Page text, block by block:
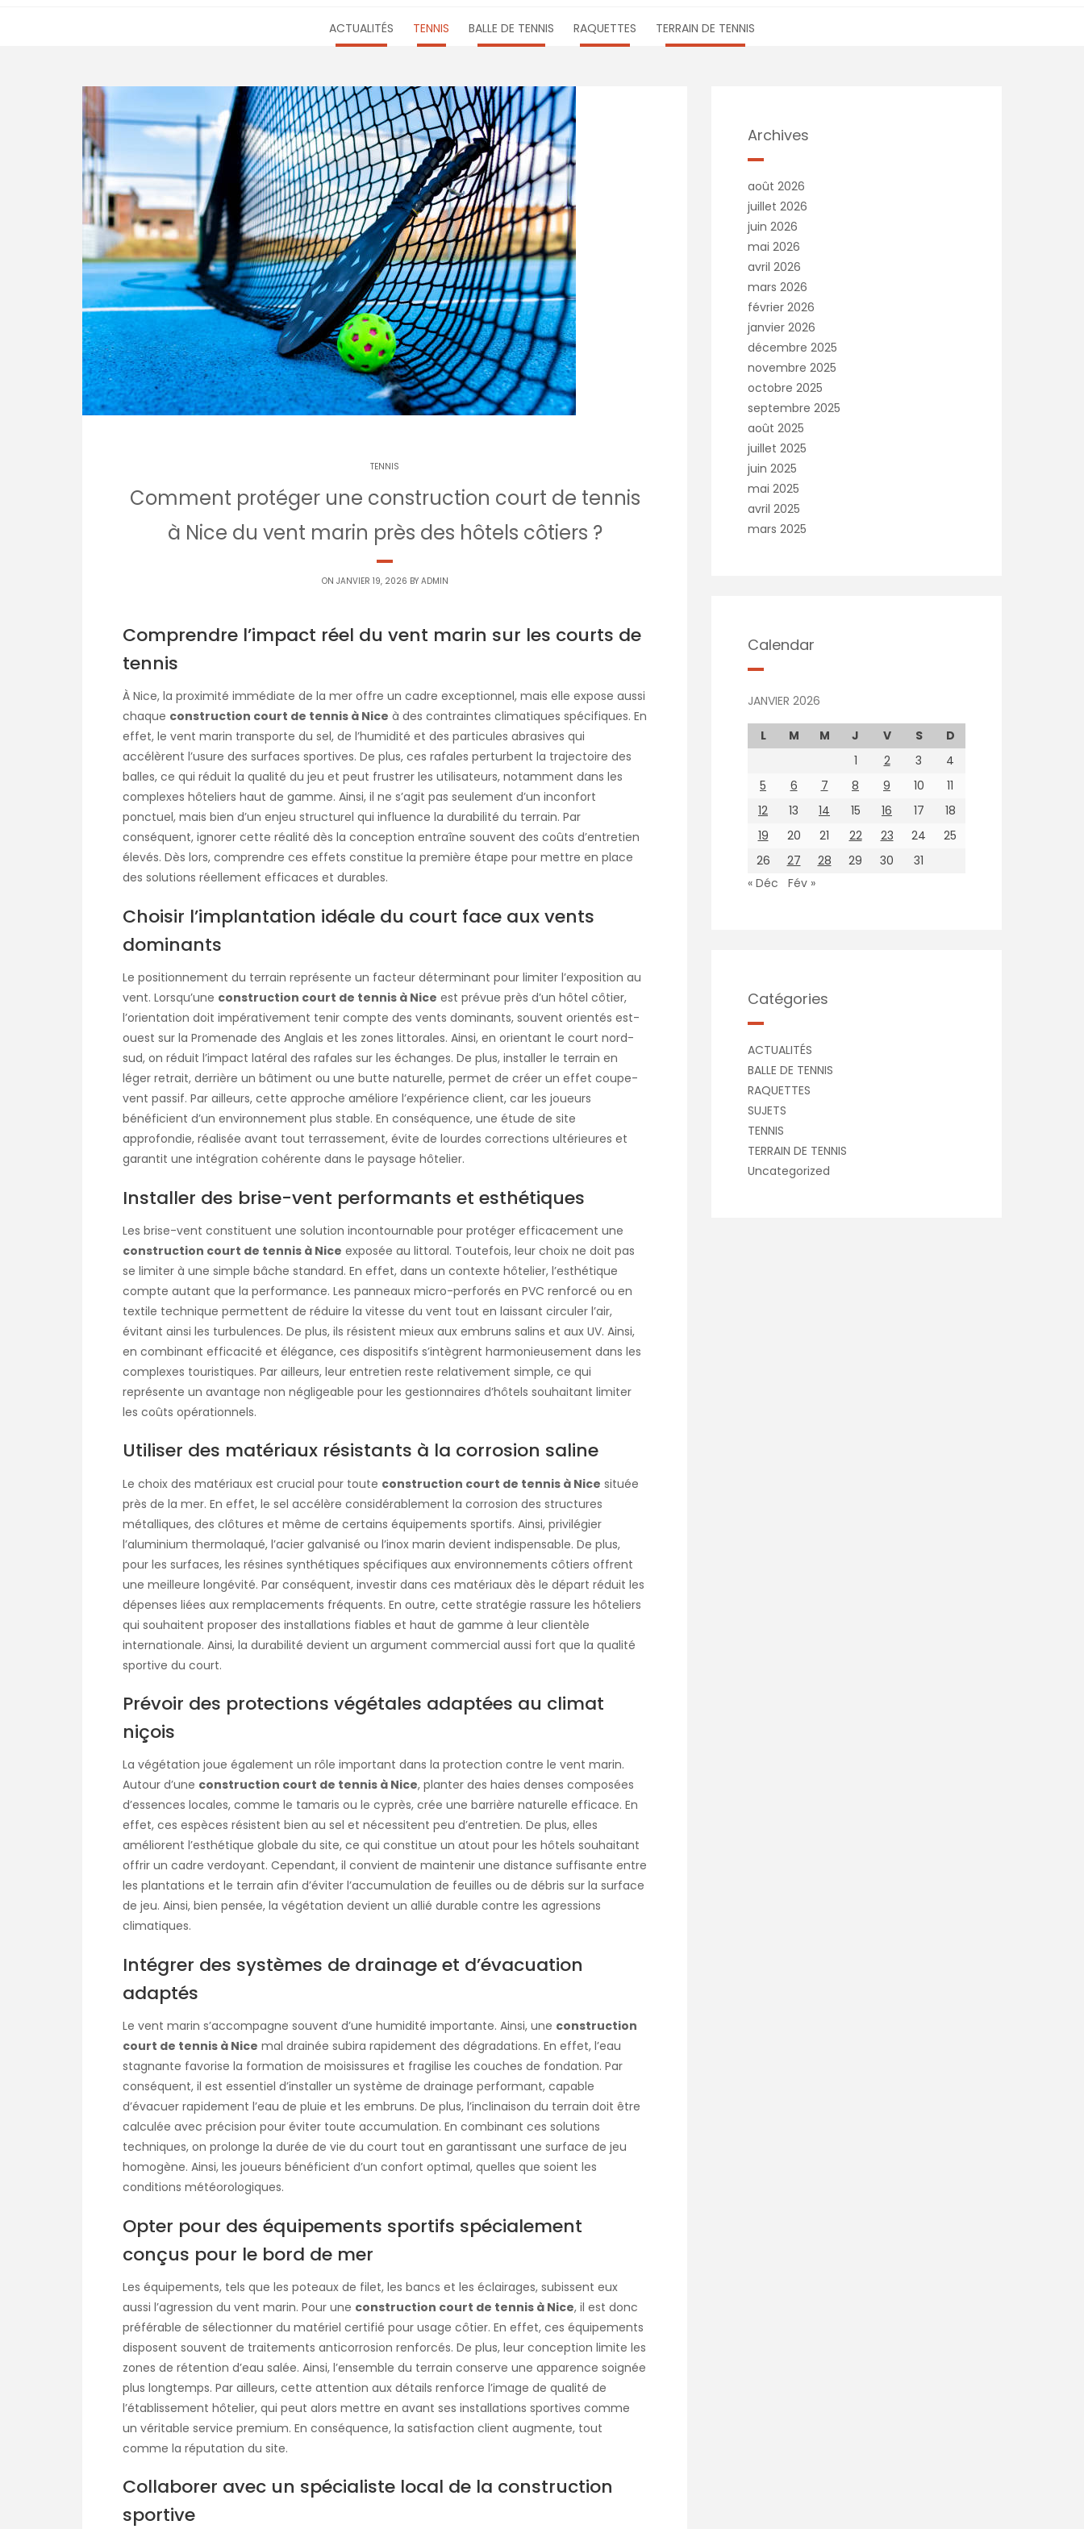
ACTUALITÉS TENNIS BALLE DE TENNIS RAQUETTES TERRAIN DE TENNIS
TENNIS
Comment protéger une construction court de tennis
à Nice du vent marin près des hôtels côtiers ?
ON JANVIER 19, 2026 BY ADMIN
Comprendre l’impact réel du vent marin sur les courts de
tennis
À Nice, la proximité immédiate de la mer offre un cadre exceptionnel, mais elle expose aussi
chaque construction court de tennis à Nice à des contraintes climatiques spécifiques. En
effet, le vent marin transporte du sel, de l’humidité et des particules abrasives qui
accélèrent l’usure des surfaces sportives. De plus, ces rafales perturbent la trajectoire des
balles, ce qui réduit la qualité du jeu et peut frustrer les utilisateurs, notamment dans les
complexes hôteliers haut de gamme. Ainsi, il ne s’agit pas seulement d’un inconfort
ponctuel, mais bien d’un enjeu structurel qui influence la durabilité du terrain. Par
conséquent, ignorer cette réalité dès la conception entraîne souvent des coûts d’entretien
élevés. Dès lors, comprendre ces effets constitue la première étape pour mettre en place
des solutions réellement efficaces et durables.
Choisir l’implantation idéale du court face aux vents
dominants
Le positionnement du terrain représente un facteur déterminant pour limiter l’exposition au
vent. Lorsqu’une construction court de tennis à Nice est prévue près d’un hôtel côtier,
l’orientation doit impérativement tenir compte des vents dominants, souvent orientés est-
ouest sur la Promenade des Anglais et les zones littorales. Ainsi, en orientant le court nord-
sud, on réduit l’impact latéral des rafales sur les échanges. De plus, installer le terrain en
léger retrait, derrière un bâtiment ou une butte naturelle, permet de créer un effet coupe-
vent passif. Par ailleurs, cette approche améliore l’expérience client, car les joueurs
bénéficient d’un environnement plus stable. En conséquence, une étude de site
approfondie, réalisée avant tout terrassement, évite de lourdes corrections ultérieures et
garantit une intégration cohérente dans le paysage hôtelier.
Installer des brise-vent performants et esthétiques
Les brise-vent constituent une solution incontournable pour protéger efficacement une
construction court de tennis à Nice exposée au littoral. Toutefois, leur choix ne doit pas
se limiter à une simple bâche standard. En effet, dans un contexte hôtelier, l’esthétique
compte autant que la performance. Les panneaux micro-perforés en PVC renforcé ou en
textile technique permettent de réduire la vitesse du vent tout en laissant circuler l’air,
évitant ainsi les turbulences. De plus, ils résistent mieux aux embruns salins et aux UV. Ainsi,
en combinant efficacité et élégance, ces dispositifs s’intègrent harmonieusement dans les
complexes touristiques. Par ailleurs, leur entretien reste relativement simple, ce qui
représente un avantage non négligeable pour les gestionnaires d’hôtels souhaitant limiter
les coûts opérationnels.
Utiliser des matériaux résistants à la corrosion saline
Le choix des matériaux est crucial pour toute construction court de tennis à Nice située
près de la mer. En effet, le sel accélère considérablement la corrosion des structures
métalliques, des clôtures et même de certains équipements sportifs. Ainsi, privilégier
l’aluminium thermolaqué, l’acier galvanisé ou l’inox marin devient indispensable. De plus,
pour les surfaces, les résines synthétiques spécifiques aux environnements côtiers offrent
une meilleure longévité. Par conséquent, investir dans ces matériaux dès le départ réduit les
dépenses liées aux remplacements fréquents. En outre, cette stratégie rassure les hôteliers
qui souhaitent proposer des installations fiables et haut de gamme à leur clientèle
internationale. Ainsi, la durabilité devient un argument commercial aussi fort que la qualité
sportive du court.
Prévoir des protections végétales adaptées au climat
niçois
La végétation joue également un rôle important dans la protection contre le vent marin.
Autour d’une construction court de tennis à Nice, planter des haies denses composées
d’essences locales, comme le tamaris ou le cyprès, crée une barrière naturelle efficace. En
effet, ces espèces résistent bien au sel et nécessitent peu d’entretien. De plus, elles
améliorent l’esthétique globale du site, ce qui constitue un atout pour les hôtels souhaitant
offrir un cadre verdoyant. Cependant, il convient de maintenir une distance suffisante entre
les plantations et le terrain afin d’éviter l’accumulation de feuilles ou de débris sur la surface
de jeu. Ainsi, bien pensée, la végétation devient un allié durable contre les agressions
climatiques.
Intégrer des systèmes de drainage et d’évacuation
adaptés
Le vent marin s’accompagne souvent d’une humidité importante. Ainsi, une construction
court de tennis à Nice mal drainée subira rapidement des dégradations. En effet, l’eau
stagnante favorise la formation de moisissures et fragilise les couches de fondation. Par
conséquent, il est essentiel d’installer un système de drainage performant, capable
d’évacuer rapidement l’eau de pluie et les embruns. De plus, l’inclinaison du terrain doit être
calculée avec précision pour éviter toute accumulation. En combinant ces solutions
techniques, on prolonge la durée de vie du court tout en garantissant une surface de jeu
homogène. Ainsi, les joueurs bénéficient d’un confort optimal, quelles que soient les
conditions météorologiques.
Opter pour des équipements sportifs spécialement
conçus pour le bord de mer
Les équipements, tels que les poteaux de filet, les bancs et les éclairages, subissent eux
aussi l’agression du vent marin. Pour une construction court de tennis à Nice, il est donc
préférable de sélectionner du matériel certifié pour usage côtier. En effet, ces équipements
disposent souvent de traitements anticorrosion renforcés. De plus, leur conception limite les
zones de rétention d’eau salée. Ainsi, l’ensemble du terrain conserve une apparence soignée
plus longtemps. Par ailleurs, cette attention aux détails renforce l’image de qualité de
l’établissement hôtelier, qui peut alors mettre en avant ses installations sportives comme
un véritable service premium. En conséquence, la satisfaction client augmente, tout
comme la réputation du site.
Collaborer avec un spécialiste local de la construction
sportive
Archives
août 2026
juillet 2026
juin 2026
mai 2026
avril 2026
mars 2026
février 2026
janvier 2026
décembre 2025
novembre 2025
octobre 2025
septembre 2025
août 2025
juillet 2025
juin 2025
mai 2025
avril 2025
mars 2025
Calendar
JANVIER 2026
L M M J V S
D
1
2 3
4
5
6 7 8 9 10
11
12
13 14 15 16 17
18
19
20 21 22 23 24
25
26
27 28 29 30
31
« Déc
Fév »
Catégories
ACTUALITÉS
BALLE DE TENNIS
RAQUETTES
SUJETS
TENNIS
TERRAIN DE TENNIS
Uncategorized